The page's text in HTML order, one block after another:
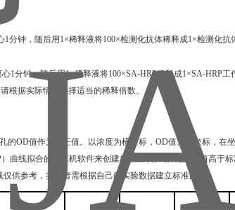
1分钟，随后用1×稀释液将100×检测化抗体稀释成1×检测化
1分钟，随后用1×稀释液将100×SA-HRP稀释成1×SA-HRP工
根据实际情况选择适当的稀释倍数。
的OD值作为校正值。以浓度为横坐标，OD值为纵坐标，在
曲线拟合的计算机软件来创建标准曲线。若样品OD值高于
供参考，实验者需根据自己的实验数据建立标准曲线。